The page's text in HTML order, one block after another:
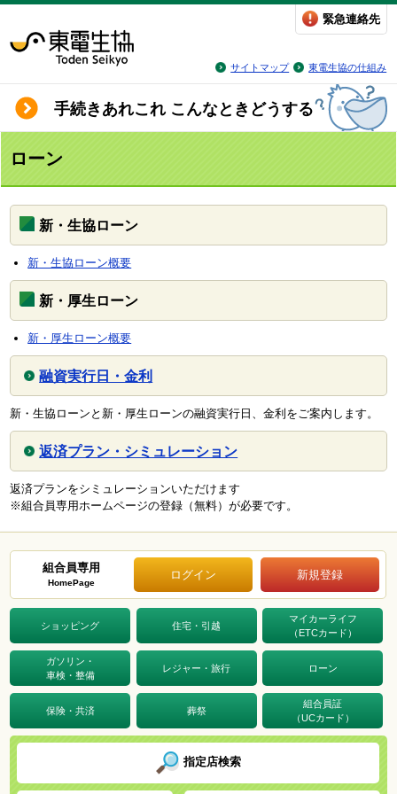
サイトマップ 東電生協の仕組み
緊急連絡先
手続きあれこれ こんなときどうする
ローン
新・生協ローン
新・生協ローン概要
新・厚生ローン
新・厚生ローン概要
融資実行日・金利
新・生協ローンと新・厚生ローンの融資実行日、金利をご案内します。
返済プラン・シミュレーション
返済プランをシミュレーションいただけます
※組合員専用ホームページの登録（無料）が必要です。
組合員専用
HomePage
ログイン 新規登録
ショッピング 住宅・引越
マイカーライフ
（ETCカード）
ガソリン・
車検・整備
レジャー・旅行 ローン
保険・共済 葬祭
組合員証
（UCカード）
指定店検索